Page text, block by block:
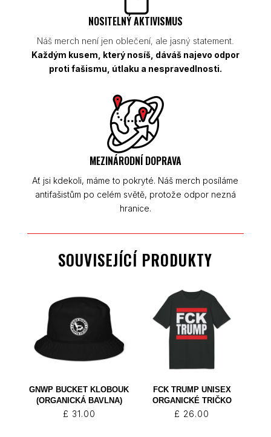
NOSITELNÝ AKTIVISMUS
Náš merch není jen oblečení, ale jasný statement.
Každým kusem, který nosíš, dáváš najevo odpor
proti fašismu, útlaku a nespravedlnosti.
MEZINÁRODNÍ DOPRAVA
Ať jsi kdekoli, máme to pokryté. Náš merch posíláme
antifašistům po celém světě, protože odpor nezná
hranice.
SOUVISEJÍCÍ PRODUKTY
GNWP BUCKET KLOBOUK
(ORGANICKÁ BAVLNA)
£ 31.00
FCK TRUMP UNISEX
ORGANICKÉ TRIČKO
£ 26.00